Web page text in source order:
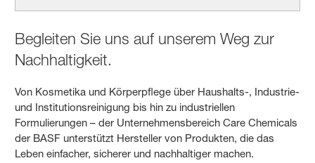
Begleiten Sie uns auf unserem Weg zur
Nachhaltigkeit.
Von Kosmetika und Körperpflege über Haushalts-, Industrie-
und Institutionsreinigung bis hin zu industriellen
Formulierungen – der Unternehmensbereich Care Chemicals
der BASF unterstützt Hersteller von Produkten, die das
Leben einfacher, sicherer und nachhaltiger machen.